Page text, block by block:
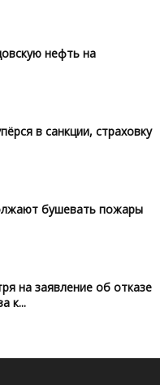
нефть на
в санкции, страховку
бушевать пожары
на заявление об отказе
к...